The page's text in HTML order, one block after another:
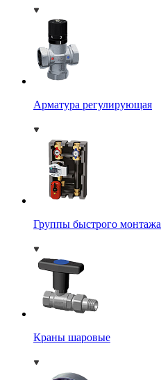
Арматура регулирующая
Группы быстрого монтажа
Краны шаровые